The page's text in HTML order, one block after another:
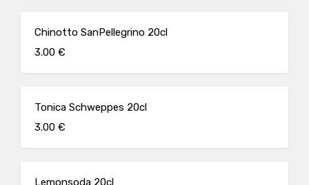
Chinotto SanPellegrino 20cl
3.00 €
Tonica Schweppes 20cl
3.00 €
Lemonsoda 20cl